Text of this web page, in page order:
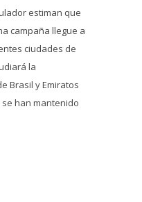
estiman que
campaña llegue a
ciudades de
la
Brasil y Emiratos
han mantenido